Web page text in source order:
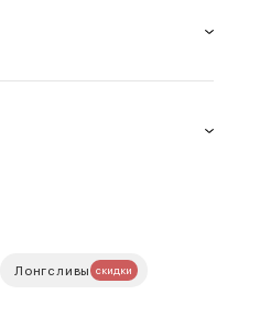
Лонгсливы скидки